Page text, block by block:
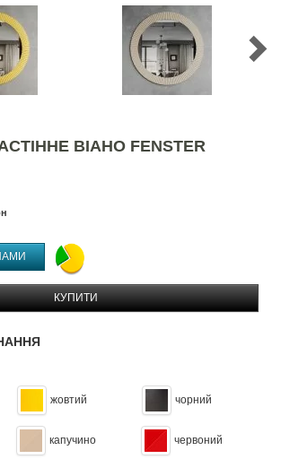
ВІАНО FENSTER
КУПИТИ
жовтий чорний
капучино червоний